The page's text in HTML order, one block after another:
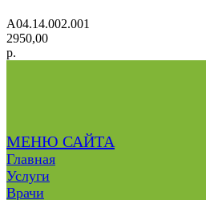
А04.14.002.001
2950,00
р.
МЕНЮ САЙТА
Главная
Услуги
Врачи